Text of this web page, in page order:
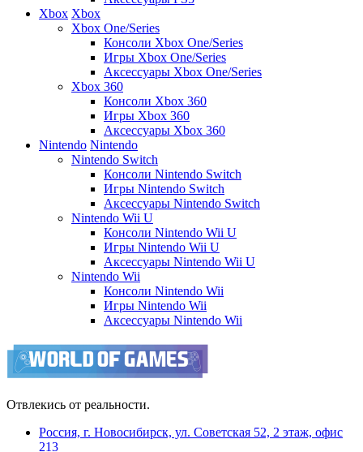
Xbox Xbox
Xbox One/Series
Консоли Xbox One/Series
Игры Xbox One/Series
Аксессуары Xbox One/Series
Xbox 360
Консоли Xbox 360
Игры Xbox 360
Аксессуары Xbox 360
Nintendo Nintendo
Nintendo Switch
Консоли Nintendo Switch
Игры Nintendo Switch
Аксессуары Nintendo Switch
Nintendo Wii U
Консоли Nintendo Wii U
Игры Nintendo Wii U
Аксессуары Nintendo Wii U
Nintendo Wii
Консоли Nintendo Wii
Игры Nintendo Wii
Аксессуары Nintendo Wii
Отвлекись от реальности.
Россия, г. Новосибирск, ул. Советская 52, 2 этаж, офис
213